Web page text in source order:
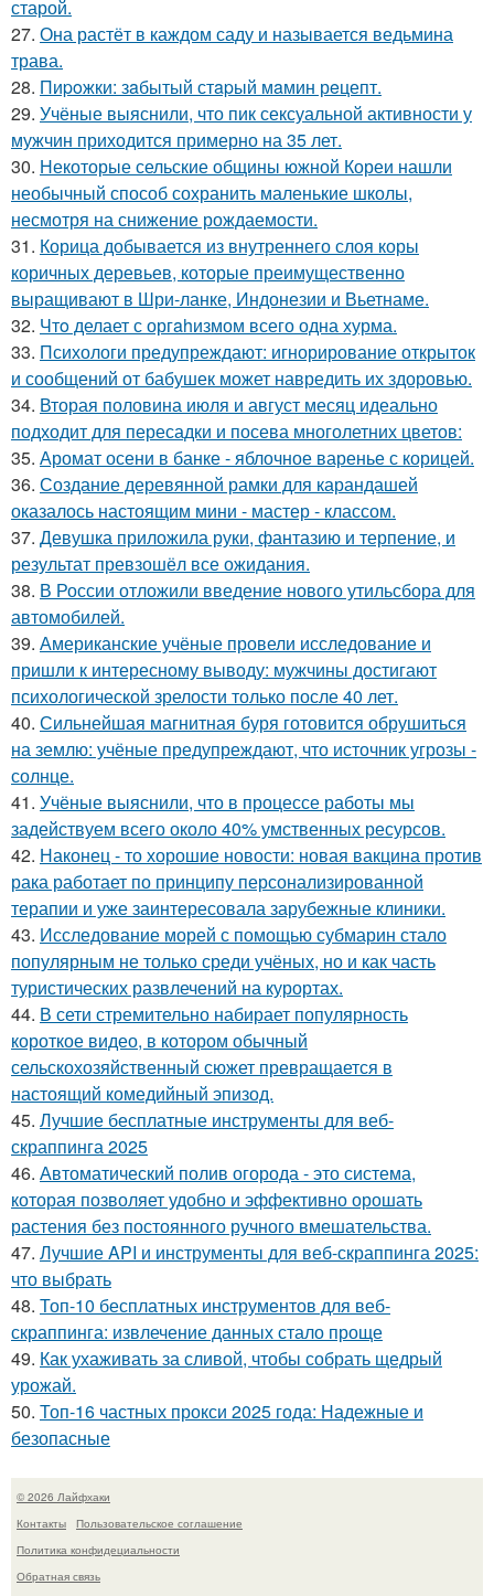
старой.
27. Она растёт в каждом саду и называется ведьмина
трава.
28. Пиpoжки: зaбытый стapый мaмин рeцепт.
29. Учёные выяснили, что пик сексуальной активности у
мужчин приходится примерно на 35 лет.
30. Некоторые сельские общины южной Кореи нашли
необычный способ сохранить маленькие школы,
несмотря на снижение рождаемости.
31. Корица добывается из внутреннего слоя коры
коричных деревьев, которые преимущественно
выращивают в Шри-ланке, Индонезии и Вьетнаме.
32. Чтo делает с оргahизмом всего одна хурма.
33. Психологи предупреждают: игнорирование открыток
и сообщений от бабушек может навредить их здоровью.
34. Вторая половина июля и август месяц идеально
подходит для пересадки и посева многолетних цветов:
35. Аромат осени в банке - яблочное варенье с корицей.
36. Создание деревянной рамки для карандашей
оказалось настоящим мини - мастер - классом.
37. Девушка приложила руки, фантазию и терпение, и
результат превзошёл все ожидания.
38. В России отложили введение нового утильсбора для
автомобилей.
39. Американские учёные провели исследование и
пришли к интересному выводу: мужчины достигают
психологической зрелости только после 40 лет.
40. Сильнейшая магнитная буря готовится обрушиться
на землю: учёные предупреждают, что источник угрозы -
солнце.
41. Учёные выяснили, что в процессе работы мы
задействуем всего около 40% умственных ресурсов.
42. Наконец - то хорошие новости: новая вакцина против
рака работает по принципу персонализированной
терапии и уже заинтересовала зарубежные клиники.
43. Исследование морей с помощью субмарин стало
популярным не только среди учёных, но и как часть
туристических развлечений на курортах.
44. В сети стремительно набирает популярность
короткое видео, в котором обычный
сельскохозяйственный сюжет превращается в
настоящий комедийный эпизод.
45. Лучшие бесплатные инструменты для веб-
скраппинга 2025
46. Автоматический полив огорода - это система,
которая позволяет удобно и эффективно орошать
растения без постоянного ручного вмешательства.
47. Лучшие API и инструменты для веб-скраппинга 2025:
что выбрать
48. Топ-10 бесплатных инструментов для веб-
скраппинга: извлечение данных стало проще
49. Как ухаживать за сливой, чтобы собрать щедрый
урожай.
50. Топ-16 частных прокси 2025 года: Надежные и
безопасные
© 2026 Лайфхаки
Контакты
Пользовательское соглашение
Политика конфидециальности
Обратная связь